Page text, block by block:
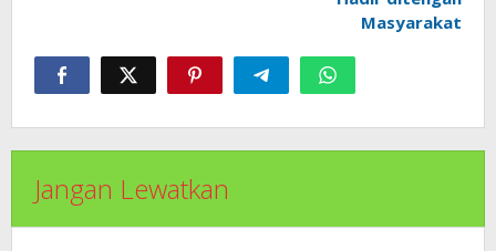
Masyarakat
Jangan Lewatkan